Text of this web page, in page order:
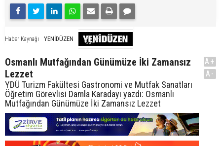
Haber Kaynağı YENİDÜZEN
Osmanlı Mutfağından Günümüze İki Zamansız
Lezzet
YDÜ Turizm Fakültesi Gastronomi ve Mutfak Sanatları
Öğretim Görevlisi Damla Karadayı yazdı: Osmanlı
Mutfağından Günümüze İki Zamansız Lezzet
A+
A-